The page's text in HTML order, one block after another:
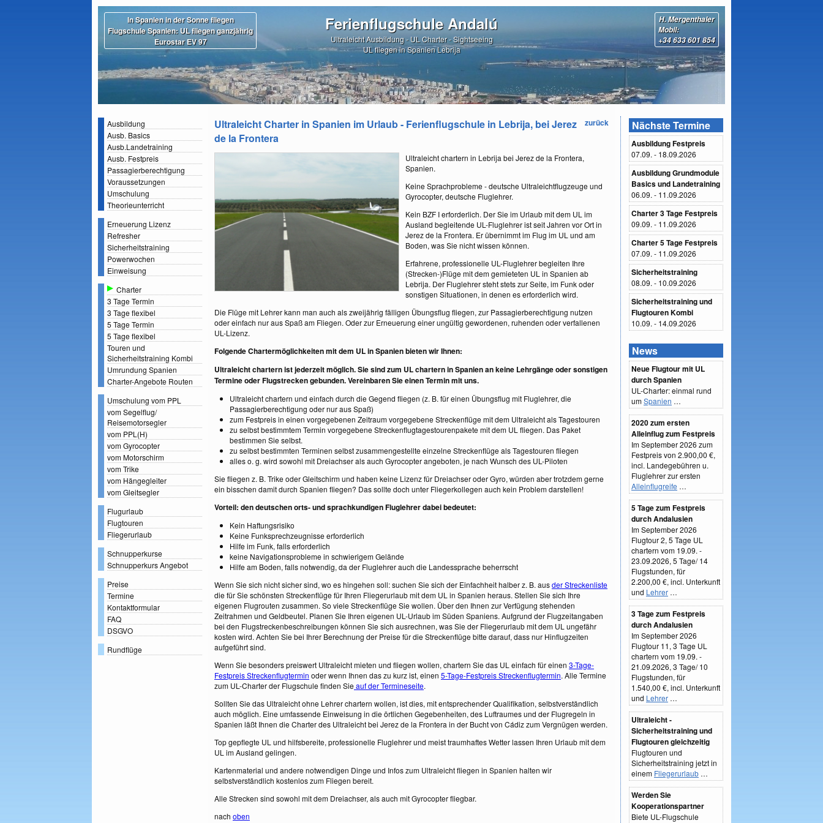
In Spanien in der Sonne fliegen
Flugschule Spanien: UL fliegen ganzjährig
Eurostar EV 97
H. Mergenthaler
Mobil:
+34 633 601 854
Ferienflugschule Andalú
Ultraleicht Ausbildung - UL Charter - Sightseeing
UL fliegen in Spanien Lebrija
Ausbildung
Ausb. Basics
Ausb.Landetraining
Ausb. Festpreis
Passagierberechtigung
Voraussetzungen
Umschulung
Theorieunterricht
Erneuerung Lizenz
Refresher
Sicherheitstraining
Powerwochen
Einweisung
Charter
3 Tage Termin
3 Tage flexibel
5 Tage Termin
5 Tage flexibel
Touren und
Sicherheitstraining Kombi
Umrundung Spanien
Charter-Angebote Routen
Umschulung vom PPL
vom Segelflug/
Reisemotorsegler
vom PPL(H)
vom Gyrocopter
vom Motorschirm
vom Trike
vom Hängegleiter
vom Gleitsegler
Flugurlaub
Flugtouren
Fliegerurlaub
Schnupperkurse
Schnupperkurs Angebot
Preise
Termine
Kontaktformular
FAQ
DSGVO
Rundflüge
Nächste Termine
Ausbildung Festpreis
07.09. - 18.09.2026
Ausbildung Grundmodule
Basics und Landetraining
06.09. - 11.09.2026
Charter 3 Tage Festpreis
09.09. - 11.09.2026
Charter 5 Tage Festpreis
07.09. - 11.09.2026
Sicherheitstraining
08.09. - 10.09.2026
Sicherheitstraining und
Flugtouren Kombi
10.09. - 14.09.2026
News
Neue Flugtour mit UL
durch Spanien
UL-Charter: einmal rund
umSpanien …
2020 zum ersten
Alleinflug zum Festpreis
Im September 2026 zum
Festpreis von 2.900,00 €,
incl. Landegebühren u.
Fluglehrer zur ersten
Alleinflugreife …
5 Tage zum Festpreis
durch Andalusien
Im September 2026
Flugtour 2, 5 Tage UL
chartern vom 19.09. -
23.09.2026, 5 Tage/ 14
Flugstunden, für
2.200,00 €, incl. Unterkunft
und Lehrer …
3 Tage zum Festpreis
durch Andalusien
Im September 2026
Flugtour 11, 3 Tage UL
chartern vom 19.09. -
21.09.2026, 3 Tage/ 10
Flugstunden, für
1.540,00 €, incl. Unterkunft
und Lehrer …
Ultraleicht -
Sicherheitstraining und
Flugtouren gleichzeitig
Flugtouren und
Sicherheitstraining jetzt in
einem Fliegerurlaub …
Werden Sie
Kooperationspartner
Biete UL-Flugschule
zurück
Ultraleicht Charter in Spanien im Urlaub - Ferienflugschule in Lebrija, bei Jerez
de la Frontera
Ultraleicht chartern in Lebrija bei Jerez de la Frontera,
Spanien.
Keine Sprachprobleme - deutsche Ultraleichtflugzeuge und
Gyrocopter, deutsche Fluglehrer.
Kein BZF I erforderlich. Der Sie im Urlaub mit dem UL im
Ausland begleitende UL-Fluglehrer ist seit Jahren vor Ort in
Jerez de la Frontera. Er übernimmt im Flug im UL und am
Boden, was Sie nicht wissen können.
Erfahrene, professionelle UL-Fluglehrer begleiten Ihre
(Strecken-)Flüge mit dem gemieteten UL in Spanien ab
Lebrija. Der Fluglehrer steht stets zur Seite, im Funk oder
sonstigen Situationen, in denen es erforderlich wird.
Die Flüge mit Lehrer kann man auch als zweijährig fälligen Übungsflug fliegen, zur Passagierberechtigung nutzen
oder einfach nur aus Spaß am Fliegen. Oder zur Erneuerung einer ungültig gewordenen, ruhenden oder verfallenen
UL-Lizenz.
Folgende Chartermöglichkeiten mit dem UL in Spanien bieten wir Ihnen:
Ultraleicht chartern ist jederzeit möglich. Sie sind zum UL chartern in Spanien an keine Lehrgänge oder sonstigen
Termine oder Flugstrecken gebunden. Vereinbaren Sie einen Termin mit uns.
Ultraleicht chartern und einfach durch die Gegend fliegen (z. B. für einen Übungsflug mit Fluglehrer, die
Passagierberechtigung oder nur aus Spaß)
zum Festpreis in einen vorgegebenen Zeitraum vorgegebene Streckenflüge mit dem Ultraleicht als Tagestouren
zu selbst bestimmtem Termin vorgegebene Streckenflugtagestourenpakete mit dem UL fliegen. Das Paket
bestimmen Sie selbst.
zu selbst bestimmten Terminen selbst zusammengestellte einzelne Streckenflüge als Tagestouren fliegen
alles o. g. wird sowohl mit Dreiachser als auch Gyrocopter angeboten, je nach Wunsch des UL-Piloten
Sie fliegen z. B. Trike oder Gleitschirm und haben keine Lizenz für Dreiachser oder Gyro, würden aber trotzdem gerne
ein bisschen damit durch Spanien fliegen? Das sollte doch unter Fliegerkollegen auch kein Problem darstellen!
Vorteil: den deutschen orts- und sprachkundigen Fluglehrer dabei bedeutet:
Kein Haftungsrisiko
Keine Funksprechzeugnisse erforderlich
Hilfe im Funk, falls erforderlich
keine Navigationsprobleme in schwierigem Gelände
Hilfe am Boden, falls notwendig, da der Fluglehrer auch die Landessprache beherrscht
Wenn Sie sich nicht sicher sind, wo es hingehen soll: suchen Sie sich der Einfachheit halber z. B. ausder Streckenliste
die für Sie schönsten Streckenflüge für Ihren Fliegerurlaub mit dem UL in Spanien heraus. Stellen Sie sich Ihre
eigenen Flugrouten zusammen. So viele Streckenflüge Sie wollen. Über den Ihnen zur Verfügung stehenden
Zeitrahmen und Geldbeutel. Planen Sie Ihren eigenen UL-Urlaub im Süden Spaniens. Aufgrund der Flugzeitangaben
bei den Flugstreckenbeschreibungen können Sie sich ausrechnen, was Sie der Fliegerurlaub mit dem UL ungefähr
kosten wird. Achten Sie bei Ihrer Berechnung der Preise für die Streckenflüge bitte darauf, dass nur Hinflugzeiten
aufgeführt sind.
Wenn Sie besonders preiswert Ultraleicht mieten und fliegen wollen, chartern Sie das UL einfach für einen 3-Tage-
Festpreis Streckenflugtermin oder wenn Ihnen das zu kurz ist, einen 5-Tage-Festpreis Streckenflugtermin. Alle Termine
zum UL-Charter der Flugschule finden Sieauf der Termineseite.
Sollten Sie das Ultraleicht ohne Lehrer chartern wollen, ist dies, mit entsprechender Qualifikation, selbstverständlich
auch möglich. Eine umfassende Einweisung in die örtlichen Gegebenheiten, des Luftraumes und der Flugregeln in
Spanien läßt Ihnen die Charter des Ultraleicht bei Jerez de la Frontera in der Bucht von Cádiz zum Vergnügen werden.
Top gepflegte UL und hilfsbereite, professionelle Fluglehrer und meist traumhaftes Wetter lassen Ihren Urlaub mit dem
UL im Ausland gelingen.
Kartenmaterial und andere notwendigen Dinge und Infos zum Ultraleicht fliegen in Spanien halten wir
selbstverständlich kostenlos zum Fliegen bereit.
Alle Strecken sind sowohl mit dem Dreiachser, als auch mit Gyrocopter fliegbar.
nach oben